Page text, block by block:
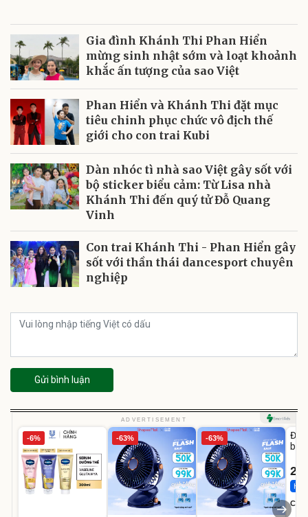
Gia đình Khánh Thi Phan Hiển
mừng sinh nhật sớm và loạt khoảnh
khắc ấn tượng của sao Việt
Phan Hiển và Khánh Thi đặt mục
tiêu chinh phục chức vô địch thế
giới cho con trai Kubi
Dàn nhóc tì nhà sao Việt gây sốt với
bộ sticker biểu cảm: Từ Lisa nhà
Khánh Thi đến quý tử Đỗ Quang
Vinh
Con trai Khánh Thi - Phan Hiển gây
sốt với thần thái dancesport chuyên
nghiệp
Gửi bình luận
ADVERTISEMENT
-6% -63% -63%
Đai
bé
Hot